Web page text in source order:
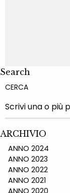
Search
CERCA
ARCHIVIO
ANNO 2024
ANNO 2023
ANNO 2022
ANNO 2021
ANNO 2020